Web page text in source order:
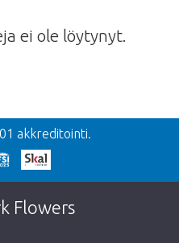
ei ole löytynyt.
on loppuunmyyty.
akkreditointi.
Flowers